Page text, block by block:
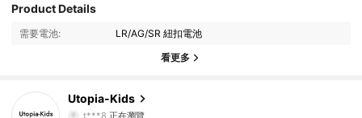
Product Details
需要電池: LR/AG/SR 紐扣電池
看更多
Utopia-Kids
4.94
t***8 正在瀏覽